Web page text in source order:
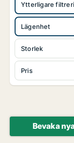
Lägenhet
Storlek
Pris
Ytterligare
Bevaka